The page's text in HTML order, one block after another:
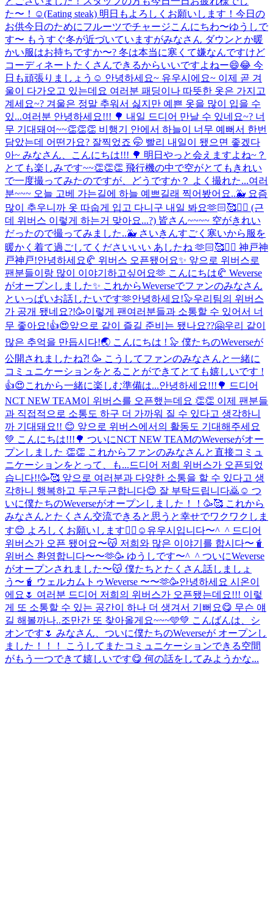
た〜！☺(Eating steak) 明日もよろしくお願いします！ 今日の
お供今日のためにフルーツでチャージこんにちわ〜ゆうしで
す〜 もうすぐ冬が近づいていますがみなさん ダウンとか暖
かい服はお持ちですか〜? 冬は本当に寒くて嫌なんですけど
コーディネートたくさんできるからいいですよねー😄😂 今
日も頑張りましょう☺️ 안녕하세요~ 유우시에요~ 이제 곧 겨
울이 다가오고 있는데요 여러분 패딩이나 따뜻한 옷은 가지고
계세요~? 겨울은 정말 추워서 싫지만 예쁜 옷을 많이 입을 수
있...여러분 안녕하세요!!! 🌳 내일 드디어 만날 수 있네요~? 너
무 기대돼여~~👏👏👏 비행기 안에서 하늘이 너무 예뻐서 한번
담았는데 어떤가요? 잘찍었죠 🤭 빨리 내일이 됐으면 좋겠다
아~ みなさん、こんにちは!!! 🌳 明日やっと会えますよね~？
とても楽しみです~~👏👏👏 飛行機の中で空がとてもきれい
で一度撮ってみたのですが、どうですか？ よく撮れた...여러
분~~~ 오늘 고베 가는길에 하늘 예쁘길래 찍어봤어요..🐳 요즘
많이 추우니까 옷 따숩게 입고 다니구 내일 봐요🫶🏻🥰✌🏻 (근
데 위버스 이렇게 하는거 맞아요...?) 皆さん~~~~ 空がきれい
だったので撮ってみました..🐳 さいきんすごく寒いから服を
暖かく着て過ごしてくださいいい あしたね 🫶🏻🥰✌🏻 神戸神
戸神戸!안녕하세요🥐 위버스 오픈됐어요✨ 앞으로 위버스로
팬분들이랑 많이 이야기하고싶어요🫶 こんにちは🥐 Weverse
がオープンしました✨ これからWeverseでファンのみなさん
といっぱいお話したいです🫶안녕하세요!🦭우리팀의 위버스
가 공개 됐네요?!🥳이렇게 팬여러분들과 소통할 수 있어서 너
무 좋아요!👍😍앞으로 같이 즐길 준비는 됐나요??🤗우리 같이
많은 추억을 만듭시다!🌏 こんにちは ! 🦭 僕たちのWeverseが
公開されましたね⁈ 🥳 こうしてファンのみなさんと一緒に
コミュニケーションをとることができてとても嬉しいです !
👍😍これから一緒に楽しむ準備は...안녕하세요!!!🌳 드디어
NCT NEW TEAM이 위버스를 오픈했는데요 👏👏 이제 팬분들
과 직접적으로 소통도 하구 더 가까워 질 수 있다고 생각하니
까 기대돼요!! 😊 앞으로 위버스에서의 활동도 기대해주세요
💚 こんにちは!!!🌳 ついにNCT NEW TEAMのWeverseがオー
プンしました 👏👏 これからファンのみなさんと直接コミュ
ニケーションをとって、も...드디어 저희 위버스가 오픈되었
습니다!!🥳🥰 앞으로 여러분과 다양한 소통을 할 수 있다고 생
각하니 행복하고 두근두근합니다😊 잘 부탁드립니다🙇☺️ つ
いに僕たちのWeverseがオープンしました！！🥳🥰 これから
みなさんとたくさん交流できると思うと幸せでワクワクしま
す😊 よろしくお願いします🙇‍♂☺ 유우시입니다〜^_^ 드디어
위버스가 오픈 됐어요〜😽 저희와 많은 이야기를 합시다〜🧋
위버스 환영합니다〜〜🫶🥳 ゆうしです〜^_^ ついにWeverse
がオープンされました〜😽 僕たちとたくさん話しましょ
う〜🧋 ウェルカムトゥWeverse 〜〜🫶🥳안녕하세요 시온이
에요🌷 여러분 드디어 저희의 위버스가 오픈됐는데요!!! 이렇
게 또 소통할 수 있는 공간이 하나 더 생겨서 기뻐요😋 무슨 얘
길 해볼까나..조만간 또 찾아올게요~~~🩵💚 こんばんは、シ
オンです🌷 みなさん、ついに僕たちのWeverseが オープンし
ました！！！ こうしてまたコミュニケーションできる空間
がもう一つできて嬉しいです😋 何の話をしてみようかな...